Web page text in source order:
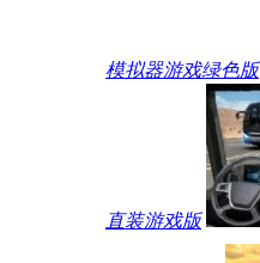
模拟器游戏绿色版
直装游戏版